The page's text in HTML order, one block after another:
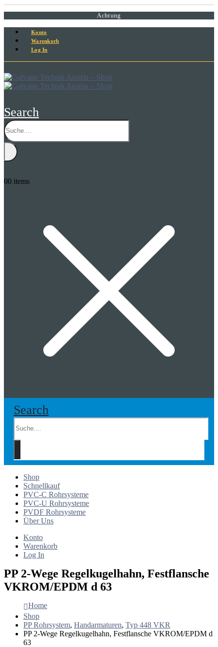
Achtung
Konto
Warenkorb
Log In
Search
00 items
Search
Shop
Schnellkauf
PVC-C Rohrsysteme
PVC-U Rohrsysteme
PVDF Rohrsysteme
Über Uns
Konto
Warenkorb
Log In
PP 2-Wege Regelkugelhahn, Festflansche
VKROM/EPDM d 63
Home
Shop
PP Rohrsystem, Handarmaturen, Typ 448 VKR
PP 2-Wege Regelkugelhahn, Festflansche VKROM/EPDM d
63